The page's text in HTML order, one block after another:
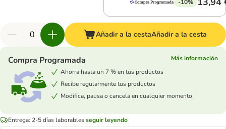
-10%
Añadir a la cestaAñadir a la cesta
Compra Programada
Más información
Ahorra hasta un 7 % en tus productos
Recibe regularmente tus productos
Modifica, pausa o cancela en cualquier momento
Entrega: 2-5 días laborablesseguir leyendo